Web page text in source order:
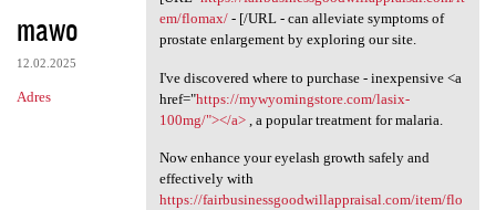
mawo
12.02.2025
Adres
em/flomax/- [/URL - can alleviate symptoms of
prostate enlargement by exploring our site.
I've discovered where to purchase - inexpensive <a
href="https://mywyomingstore.com/lasix-
100mg/"></a>, a popular treatment for malaria.
Now enhance your eyelash growth safely and
effectively with
https://fairbusinessgoodwillappraisal.com/item/flo